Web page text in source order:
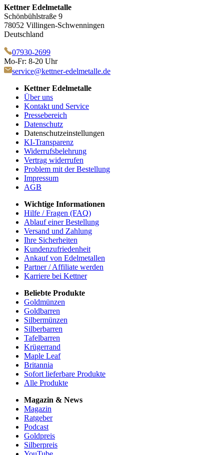
Kettner Edelmetalle
Schönbühlstraße 9
78052 Villingen-Schwenningen
Deutschland
07930-2699
Mo-Fr: 8-20 Uhr
service@kettner-edelmetalle.de
Kettner Edelmetalle
Über uns
Kontakt und Service
Pressebereich
Datenschutz
Datenschutzeinstellungen
KI-Transparenz
Widerrufsbelehrung
Vertrag widerrufen
Problem mit der Bestellung
Impressum
AGB
Wichtige Informationen
Hilfe / Fragen (FAQ)
Ablauf einer Bestellung
Versand und Zahlung
Ihre Sicherheiten
Kundenzufriedenheit
Ankauf von Edelmetallen
Partner / Affiliate werden
Karriere bei Kettner
Beliebte Produkte
Goldmünzen
Goldbarren
Silbermünzen
Silberbarren
Tafelbarren
Krügerrand
Maple Leaf
Britannia
Sofort lieferbare Produkte
Alle Produkte
Magazin & News
Magazin
Ratgeber
Podcast
Goldpreis
Silberpreis